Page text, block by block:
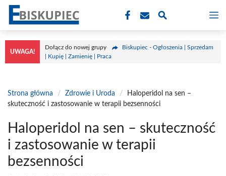
Przejdź
treści
UWAGA!
Dołącz do nowej grupy
Biskupiec - Ogłoszenia | Sprzedam
| Kupię | Zamienię | Praca
Strona główna / Zdrowie i Uroda /
Haloperidol na sen –
skuteczność i zastosowanie w terapii bezsenności
Haloperidol na sen – skuteczność
i zastosowanie w terapii
bezsenności